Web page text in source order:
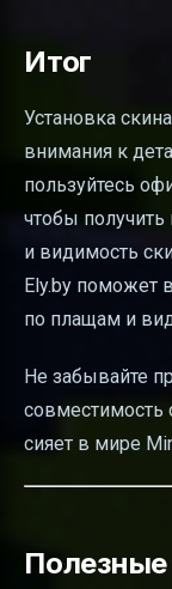
Итог
Установка
внимания к
пользуйтесь
чтобы
и видимость
Ely.by поможет
по плащам и
Не забывайте
совместимость
сияет в мире